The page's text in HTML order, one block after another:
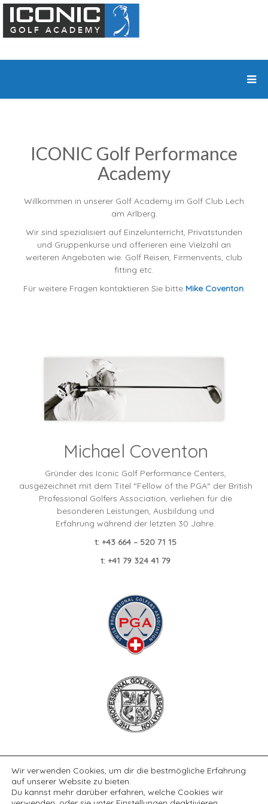
ICONIC Golf Performance
Academy
Willkommen in unserer Golf Academy im Golf Club Lech
am Arlberg.
Wir sind spezialisiert auf Einzelunterricht, Privatstunden
und Gruppenkurse und offerieren eine Vielzahl an
weiteren Angeboten wie: Golf Reisen, Firmenvents, club
fitting etc.
Für weitere Fragen kontaktieren Sie bitte Mike Coventon.
Michael Coventon
Gründer des Iconic Golf Performance Centers,
ausgezeichnet mit dem Titel “Fellow of the PGA“ der British
Professional Golfers Association, verliehen für die
besonderen Leistungen, Ausbildung und
Erfahrung während der letzten 30 Jahre.
t: +43 664 – 520 71 15
t: +41 79 324 41 79
Wir verwenden Cookies, um dir die bestmögliche Erfahrung
auf unserer Website zu bieten.
Du kannst mehr darüber erfahren, welche Cookies wir